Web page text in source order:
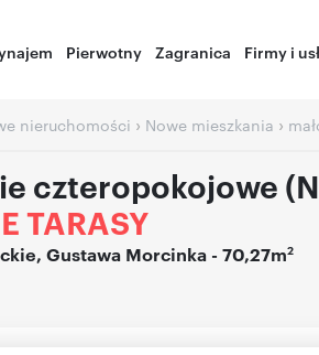
Pierwotny Zagranica Firmy i
nieruchomości › Nowe mieszkania ›
czteropokojowe
TARASY
, Gustawa Morcinka - 70,27m2